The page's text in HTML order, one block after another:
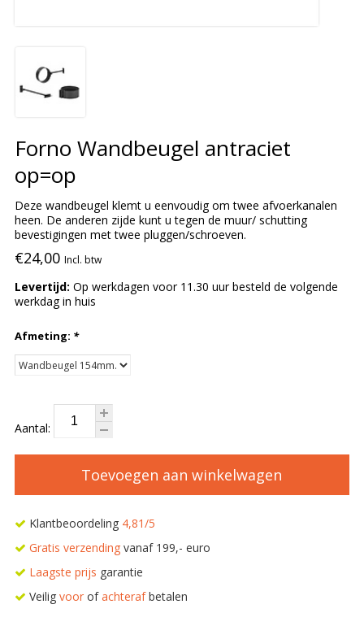
Forno Wandbeugel antraciet
op=op
Deze wandbeugel klemt u eenvoudig om twee afvoerkanalen
heen. De anderen zijde kunt u tegen de muur/ schutting
bevestigingen met twee pluggen/schroeven.
€24,00 Incl. btw
Levertijd: Op werkdagen voor 11.30 uur besteld de volgende
werkdag in huis
Afmeting: *
Aantal:
Toevoegen aan winkelwagen
Klantbeoordeling 4,81/5
Gratis verzendingvanaf 199,- euro
Laagste prijs garantie
Veilig voorofachterafbetalen